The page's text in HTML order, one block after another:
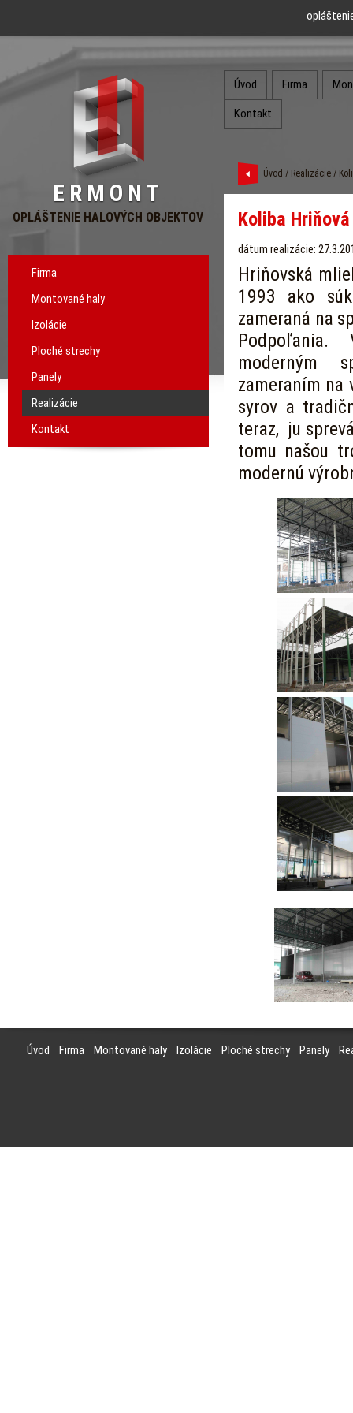
ERMONT
OPLÁŠTENIE HALOVÝCH OBJEKTOV
Firma
Montované haly
Izolácie
Ploché strechy
Panely
Realizácie
Kontakt
Úvod Firma
Kontakt
Úvod / Realizácie /
Koliba Hriňová
dátum realizácie:
Hriňovská
1993 ako
zameraná na
moderným
zameraním na
syrov a
teraz, ju
tomu našou
modernú
Úvod Firma Montované haly Izolácie Ploché strechy Panely